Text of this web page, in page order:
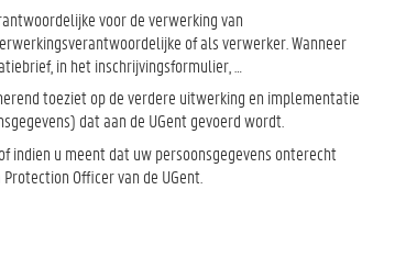
voor de verwerking van
of als verwerker. Wanneer
in het inschrijvingsformulier, …
toeziet op de verdere uitwerking en implementatie
dat aan de UGent gevoerd wordt.
indien u meent dat uw persoonsgegevens onterecht
Officer van de UGent.